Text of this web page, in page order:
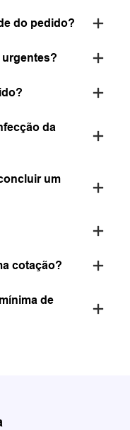
do pedido?
da
um
cotação?
de